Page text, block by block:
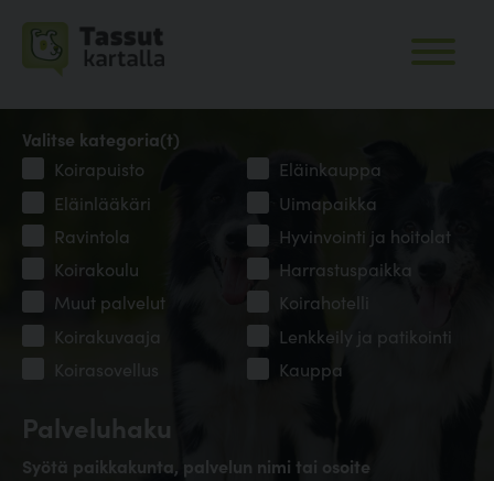
Palveluhaku
Syötä paikkakunta, palvelun nimi tai osoite
Valitse kategoria(t)
Koirapuisto
Eläinkauppa
Eläinlääkäri
Uimapaikka
Ravintola
Hyvinvointi ja hoitolat
Koirakoulu
Harrastuspaikka
Muut palvelut
Koirahotelli
Koirakuvaaja
Lenkkeily ja patikointi
Koirasovellus
Kauppa